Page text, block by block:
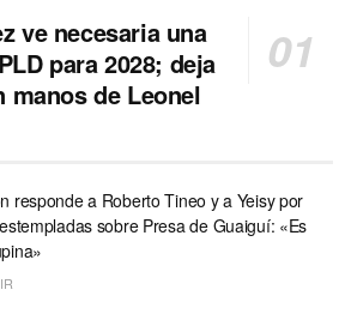
ve necesaria una
para 2028; deja
manos de Leonel
responde a Roberto Tineo y a Yeisy por
sobre Presa de Guaiguí: «Es